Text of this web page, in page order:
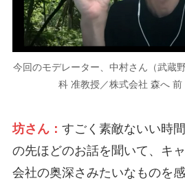
今回のモデレーター、中村さん（武蔵
科 准教授／株式会社 森へ 前
坊さん： すごく素敵ないい時
の先ほどのお話を聞いて、キ
会社の奥深さみたいなものを